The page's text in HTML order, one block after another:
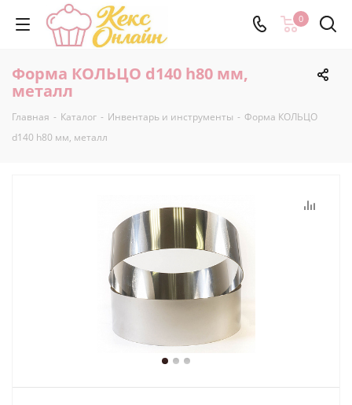
0
Форма КОЛЬЦО d140 h80 мм,
металл
Главная - Каталог - Инвентарь и инструменты - Форма КОЛЬЦО
d140 h80 мм, металл